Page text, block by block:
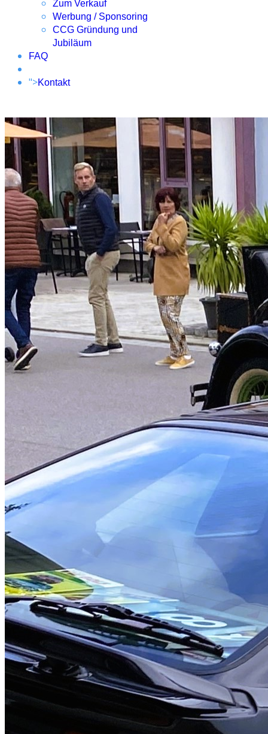
Zum Verkauf
Werbung / Sponsoring
CCG Gründung und
Jubiläum
FAQ
">Kontakt